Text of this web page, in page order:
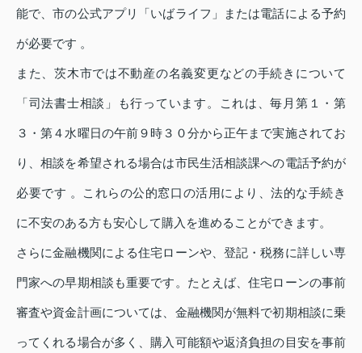
能で、市の公式アプリ「いばライフ」または電話による予約
が必要です 。
また、茨木市では不動産の名義変更などの手続きについて
「司法書士相談」も行っています。これは、毎月第１・第
３・第４水曜日の午前９時３０分から正午まで実施されてお
り、相談を希望される場合は市民生活相談課への電話予約が
必要です 。これらの公的窓口の活用により、法的な手続き
に不安のある方も安心して購入を進めることができます。
さらに金融機関による住宅ローンや、登記・税務に詳しい専
門家への早期相談も重要です。たとえば、住宅ローンの事前
審査や資金計画については、金融機関が無料で初期相談に乗
ってくれる場合が多く、購入可能額や返済負担の目安を事前